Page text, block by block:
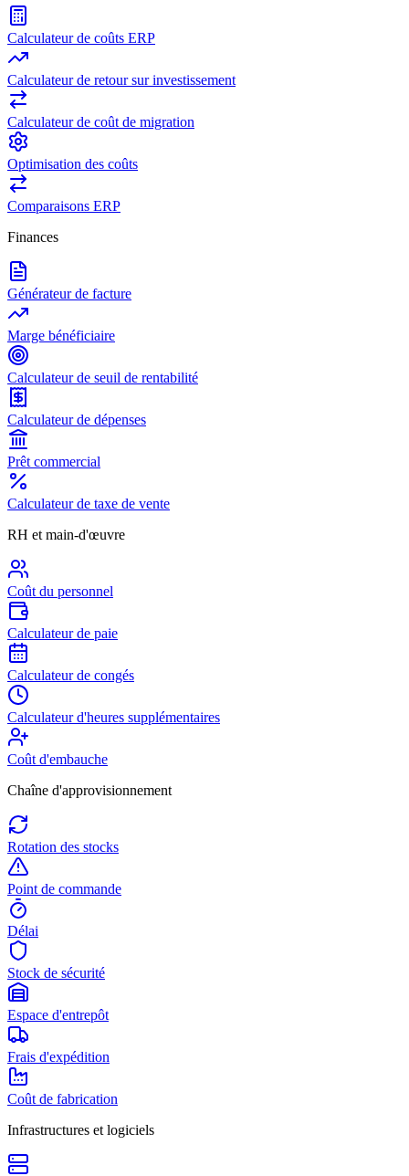
Calculateur de coûts ERP
Calculateur de retour sur investissement
Calculateur de coût de migration
Optimisation des coûts
Comparaisons ERP
Finances
Générateur de facture
Marge bénéficiaire
Calculateur de seuil de rentabilité
Calculateur de dépenses
Prêt commercial
Calculateur de taxe de vente
RH et main-d'œuvre
Coût du personnel
Calculateur de paie
Calculateur de congés
Calculateur d'heures supplémentaires
Coût d'embauche
Chaîne d'approvisionnement
Rotation des stocks
Point de commande
Délai
Stock de sécurité
Espace d'entrepôt
Frais d'expédition
Coût de fabrication
Infrastructures et logiciels